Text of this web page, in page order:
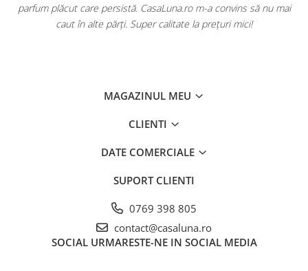
parfum plăcut care persistă. CasaLuna.ro m-a convins să nu mai
caut în alte părți. Super calitate la prețuri mici!
MAGAZINUL MEU
CLIENTI
DATE COMERCIALE
SUPORT CLIENTI
0769 398 805
contact@casaluna.ro
SOCIAL URMARESTE-NE IN SOCIAL MEDIA